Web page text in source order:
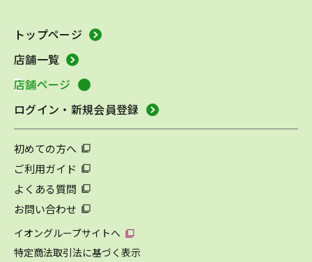
トップページ
店舗一覧
店舗ページ
ログイン・新規会員登録
初めての方へ
ご利用ガイド
よくある質問
お問い合わせ
イオングループサイトへ
特定商法取引法に基づく表示